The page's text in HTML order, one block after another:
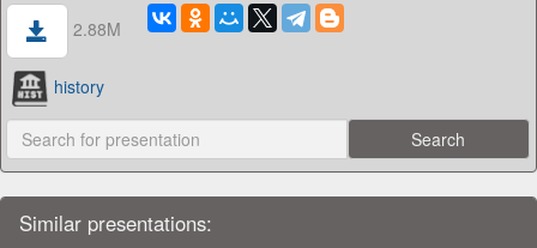
2.88M
history
Similar presentations: